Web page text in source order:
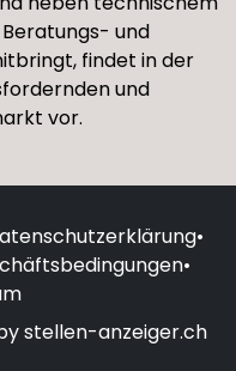
und
findet in der
und
vor.
•
•
stellen-anzeiger.ch